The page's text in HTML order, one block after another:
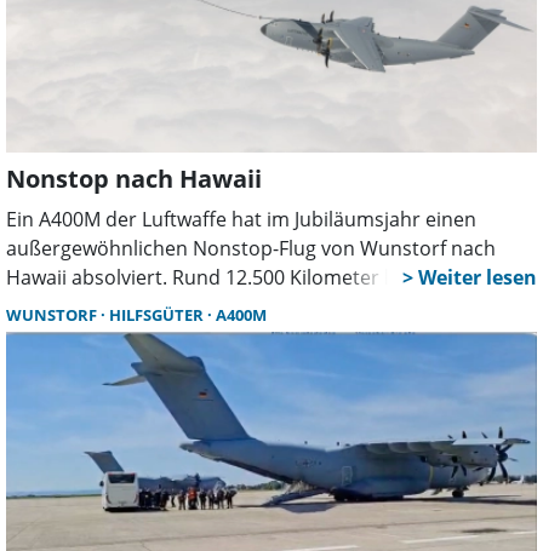
Nonstop nach Hawaii
Ein A400M der Luftwaffe hat im Jubiläumsjahr einen
außergewöhnlichen Nonstop-Flug von Wunstorf nach
Hawaii absolviert. Rund 12.500 Kilometer legte die
Maschine in unter 17 Stunden zurück – unterstützt nur
durch eigene Tankflugzeuge. Zwei Besatzungen
wechselten sich im Einsatz ab.
WUNSTORF HILFSGÜTER A400M